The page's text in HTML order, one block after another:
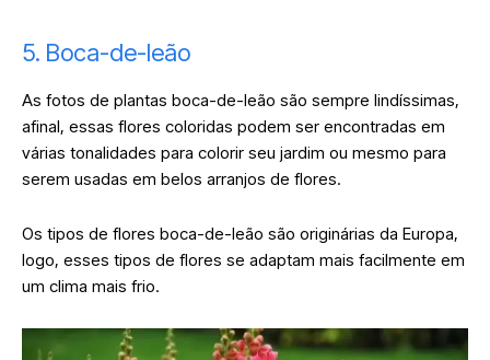
5. Boca-de-leão
As fotos de plantas boca-de-leão são sempre lindíssimas,
afinal, essas flores coloridas podem ser encontradas em
várias tonalidades para colorir seu jardim ou mesmo para
serem usadas em belos arranjos de flores.
Os tipos de flores boca-de-leão são originárias da Europa,
logo, esses tipos de flores se adaptam mais facilmente em
um clima mais frio.